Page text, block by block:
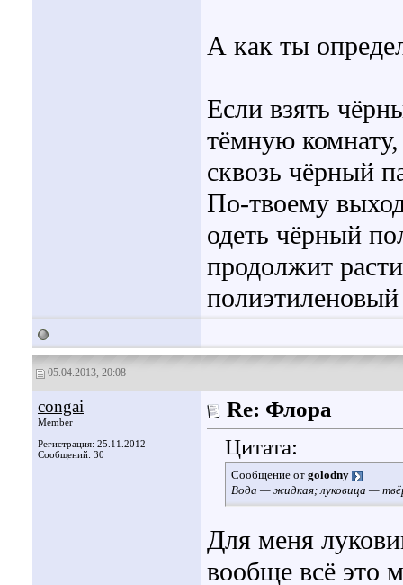
А как ты
Если взять
тёмную
сквозь чёрный
По-твоему
одеть чёрный
продолжит
05.04.2013, 20:08
congai
Member
Регистрация: 25.11.2012
Сообщений: 30
Re: Флора
Цитата:
Сообщение от golodny
Вода — жидкая; луковица —
Для меня
вообще всё это